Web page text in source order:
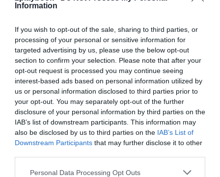
Information
If you wish to opt-out of the sale, sharing to third parties, or
processing of your personal or sensitive information for
targeted advertising by us, please use the below opt-out
section to confirm your selection. Please note that after your
opt-out request is processed you may continue seeing
interest-based ads based on personal information utilized by
us or personal information disclosed to third parties prior to
your opt-out. You may separately opt-out of the further
disclosure of your personal information by third parties on the
IAB’s list of downstream participants. This information may
also be disclosed by us to third parties on the IAB’s List of
Downstream Participants that may further disclose it to other
Personal Data Processing Opt Outs
Índex 2P
Ligue 1
Mantente informado con las últimas noticias de actualidad.
Compartir
Imprimir